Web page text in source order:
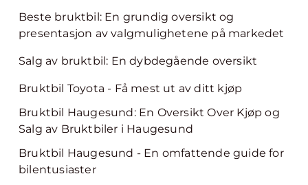
Beste bruktbil: En grundig oversikt og
presentasjon av valgmulighetene på markedet
Salg av bruktbil: En dybdegående oversikt
Bruktbil Toyota - Få mest ut av ditt kjøp
Bruktbil Haugesund: En Oversikt Over Kjøp og
Salg av Bruktbiler i Haugesund
Bruktbil Haugesund - En omfattende guide for
bilentusiaster